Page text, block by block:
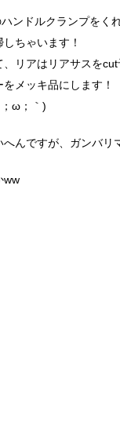
ンドルクランプをく
ちゃいます！
リアはリアサスをcut
メッキ品にします！
ω；｀)
んですが、ガンバリ
ww